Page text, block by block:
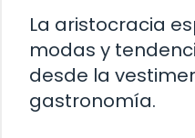
La aristocracia
modas y
desde la
gastronomía.